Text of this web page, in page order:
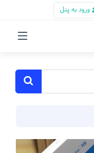
ورود به پنل